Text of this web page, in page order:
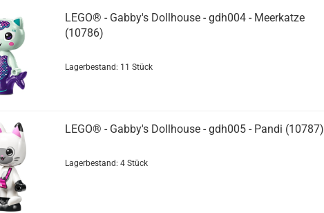
LEGO® - Gabby's Dollhouse - gdh004 - Meerkatze
(10786)
Lagerbestand: 11 Stück
LEGO® - Gabby's Dollhouse - gdh005 - Pandi (10787)
Lagerbestand: 4 Stück